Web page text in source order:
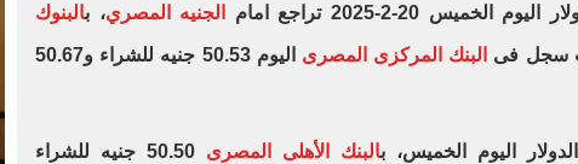
20-2-2025 تراجع امام الجنيه المصري، بالبنوك
سجل فى البنك المركزى المصرى اليوم 50.53 جنيه للشراء و50.67
اليوم الخميس، بالبنك الأهلى المصرى 50.50 جنيه للشراء